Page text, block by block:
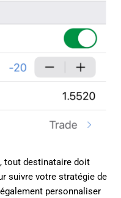
tout destinataire doit
suivre votre stratégie de
personnaliser